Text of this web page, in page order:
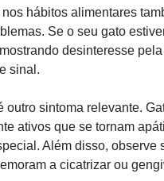
nos hábitos alimentares
Se o seu gato
desinteresse
sinal.
outro sintoma relevante.
ativos que se tornam
Além disso, observe
a cicatrizar ou